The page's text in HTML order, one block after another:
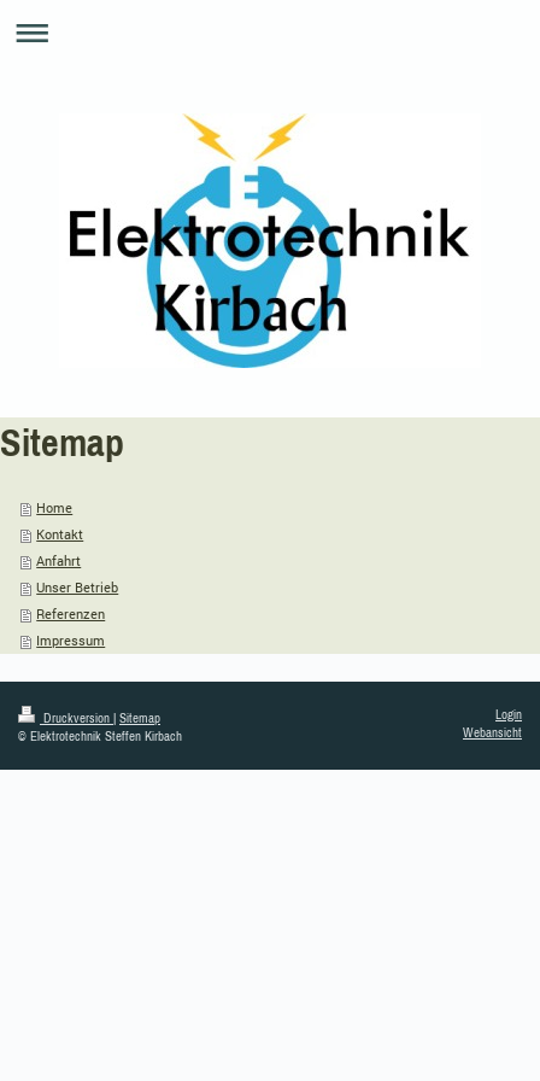
Sitemap
Home
Kontakt
Anfahrt
Unser Betrieb
Referenzen
Impressum
Druckversion | Sitemap
© Elektrotechnik Steffen Kirbach
Login
Webansicht